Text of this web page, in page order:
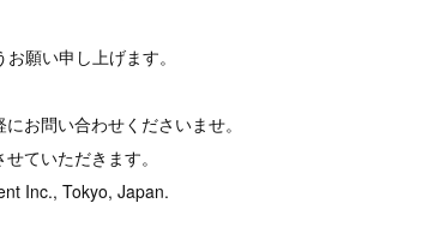
願い申し上げます。
お問い合わせくださいませ。
ていただきます。
Inc., Tokyo, Japan.